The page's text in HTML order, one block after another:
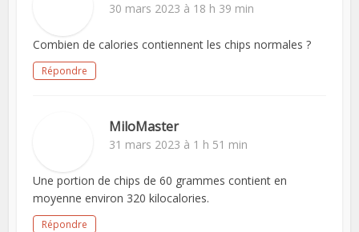
30 mars 2023 à 18 h 39 min
Combien de calories contiennent les chips normales ?
Répondre
MiloMaster
31 mars 2023 à 1 h 51 min
Une portion de chips de 60 grammes contient en
moyenne environ 320 kilocalories.
Répondre